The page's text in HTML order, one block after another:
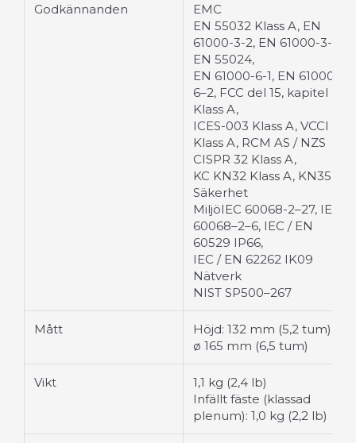
Godkännanden
EMC
EN 55032 Klass A, EN
61000-3-2, EN 61000-3-3,
EN 55024,
EN 61000-6-1, EN 61000–
6–2, FCC del 15, kapitel B
Klass A,
ICES-003 Klass A, VCCI
Klass A, RCM AS / NZS
CISPR 32 Klass A,
KC KN32 Klass A, KN35
Säkerhet
MiljöIEC 60068-2–27, IEC
60068–2–6, IEC / EN
60529 IP66,
IEC / EN 62262 IK09
Nätverk
NIST SP500–267
Mått
Höjd: 132 mm (5,2 tum),
ø 165 mm (6,5 tum)
Vikt
1,1 kg (2,4 lb)
Infällt fäste (klassad
plenum): 1,0 kg (2,2 lb)